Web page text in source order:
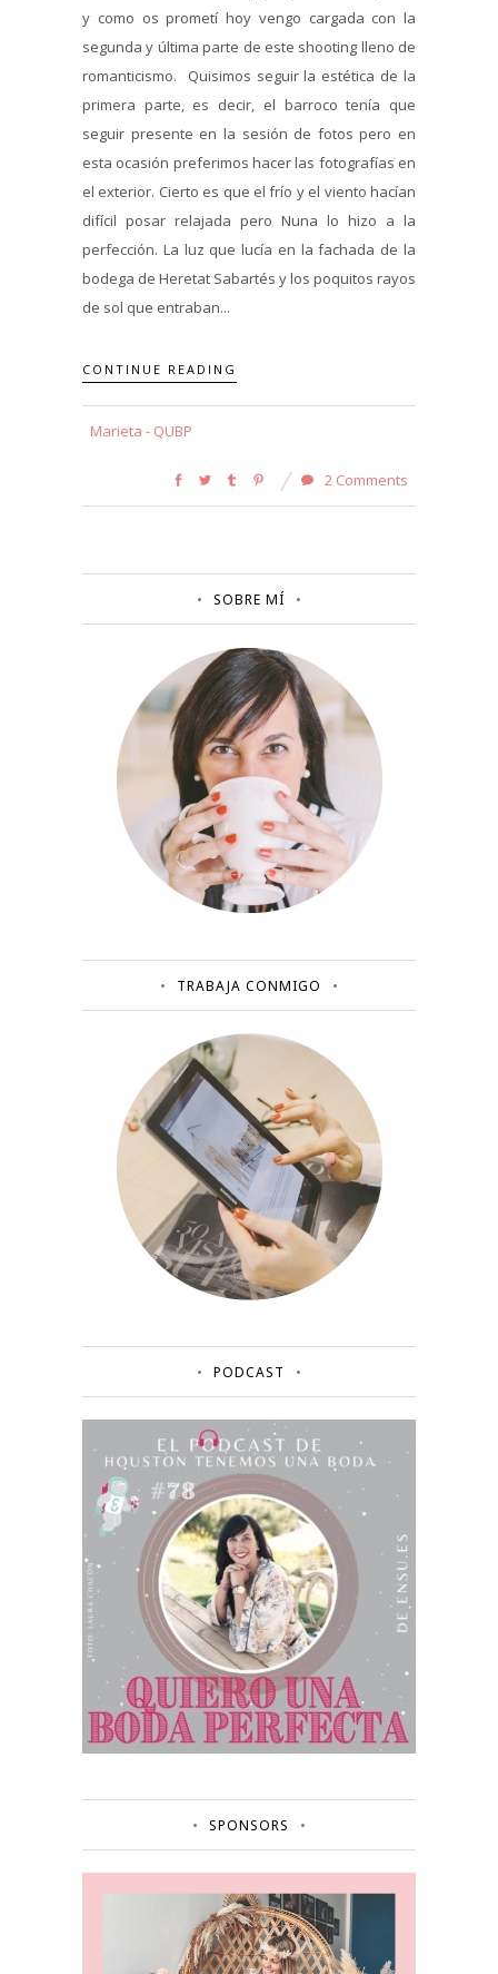
y como os prometí hoy vengo cargada con la
segunda y última parte de este shooting lleno de
romanticismo. Quisimos seguir la estética de la
primera parte, es decir, el barroco tenía que
seguir presente en la sesión de fotos pero en
esta ocasión preferimos hacer las fotografías en
el exterior. Cierto es que el frío y el viento hacían
difícil posar relajada pero Nuna lo hizo a la
perfección. La luz que lucía en la fachada de la
bodega de Heretat Sabartés y los poquitos rayos
de sol que entraban...
CONTINUE READING
Marieta - QUBP
2 Comments
SOBRE MÍ
TRABAJA CONMIGO
PODCAST
SPONSORS